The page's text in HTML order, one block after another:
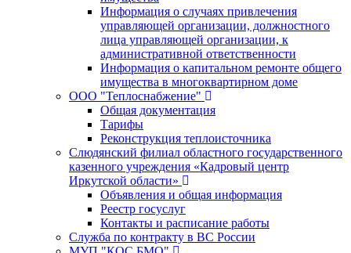
Информация о случаях привлечения
управляющей организации, должностного
лица управляющей организации, к
административной ответственности
Информация о капитальном ремонте общего
имущества в многоквартирном доме
ООО "Теплоснабжение"
Общая документация
Тарифы
Реконструкция теплоисточника
Слюдянский филиал областного государственного
казенного учреждения «Кадровый центр
Иркутской области»
Объявления и общая информация
Реестр госуслуг
Контакты и расписание работы
Служба по контракту в ВС России